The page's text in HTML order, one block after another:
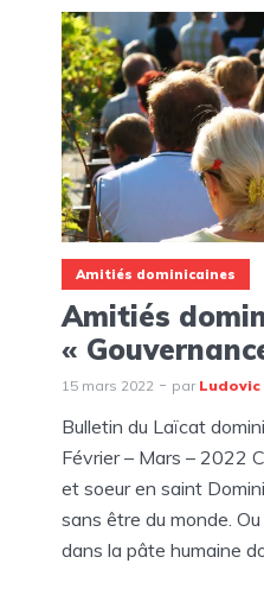
Amitiés dominicaines
Amitiés
«
15 mars 2022 par
Bulletin du Laïcat
Février – Mars – 2022
et soeur en saint
sans être du monde.
dans la pâte humaine